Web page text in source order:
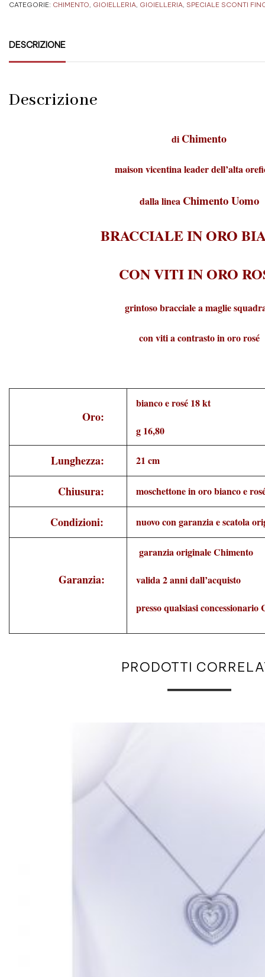
CATEGORIE: CHIMENTO, GIOIELLERIA, GIOIELLERIA, SPECIALE SCONTI
DESCRIZIONE
Descrizione
di Chimento
maison vicentina leader dell’alta
dalla linea Chimento Uomo
BRACCIALE IN ORO
CON VITI IN ORO
grintoso bracciale a maglie
con viti a contrasto in oro rosé
Oro:
bianco e rosé 18 kt
g 16,80
Lunghezza: 21 cm
Chiusura: moschettone in oro bianco e
Condizioni: nuovo con garanzia e scatola
Garanzia:
garanzia originale Chimento
valida 2 anni dall’acquisto
presso qualsiasi concessionario
PRODOTTI